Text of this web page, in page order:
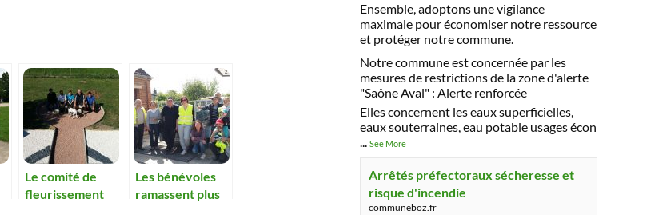
Le comité de
fleurissement
Les bénévoles
ramassent plus
Ensemble, adoptons une vigilance
maximale pour économiser notre ressource
et protéger notre commune.
Notre commune est concernée par les
mesures de restrictions de la zone d'alerte
"Saône Aval" : Alerte renforcée
Elles concernent les eaux superficielles,
eaux souterraines, eau potable usages écon
... See More
Arrêtés préfectoraux sécheresse et
risque d'incendie
communeboz.fr